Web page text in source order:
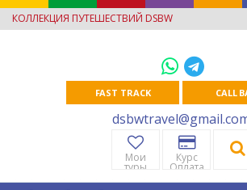
КОЛЛЕКЦИЯ ПУТЕШЕСТВИЙ DSBW
FAST TRACK CALL
Мои
туры
Курс
Оплата